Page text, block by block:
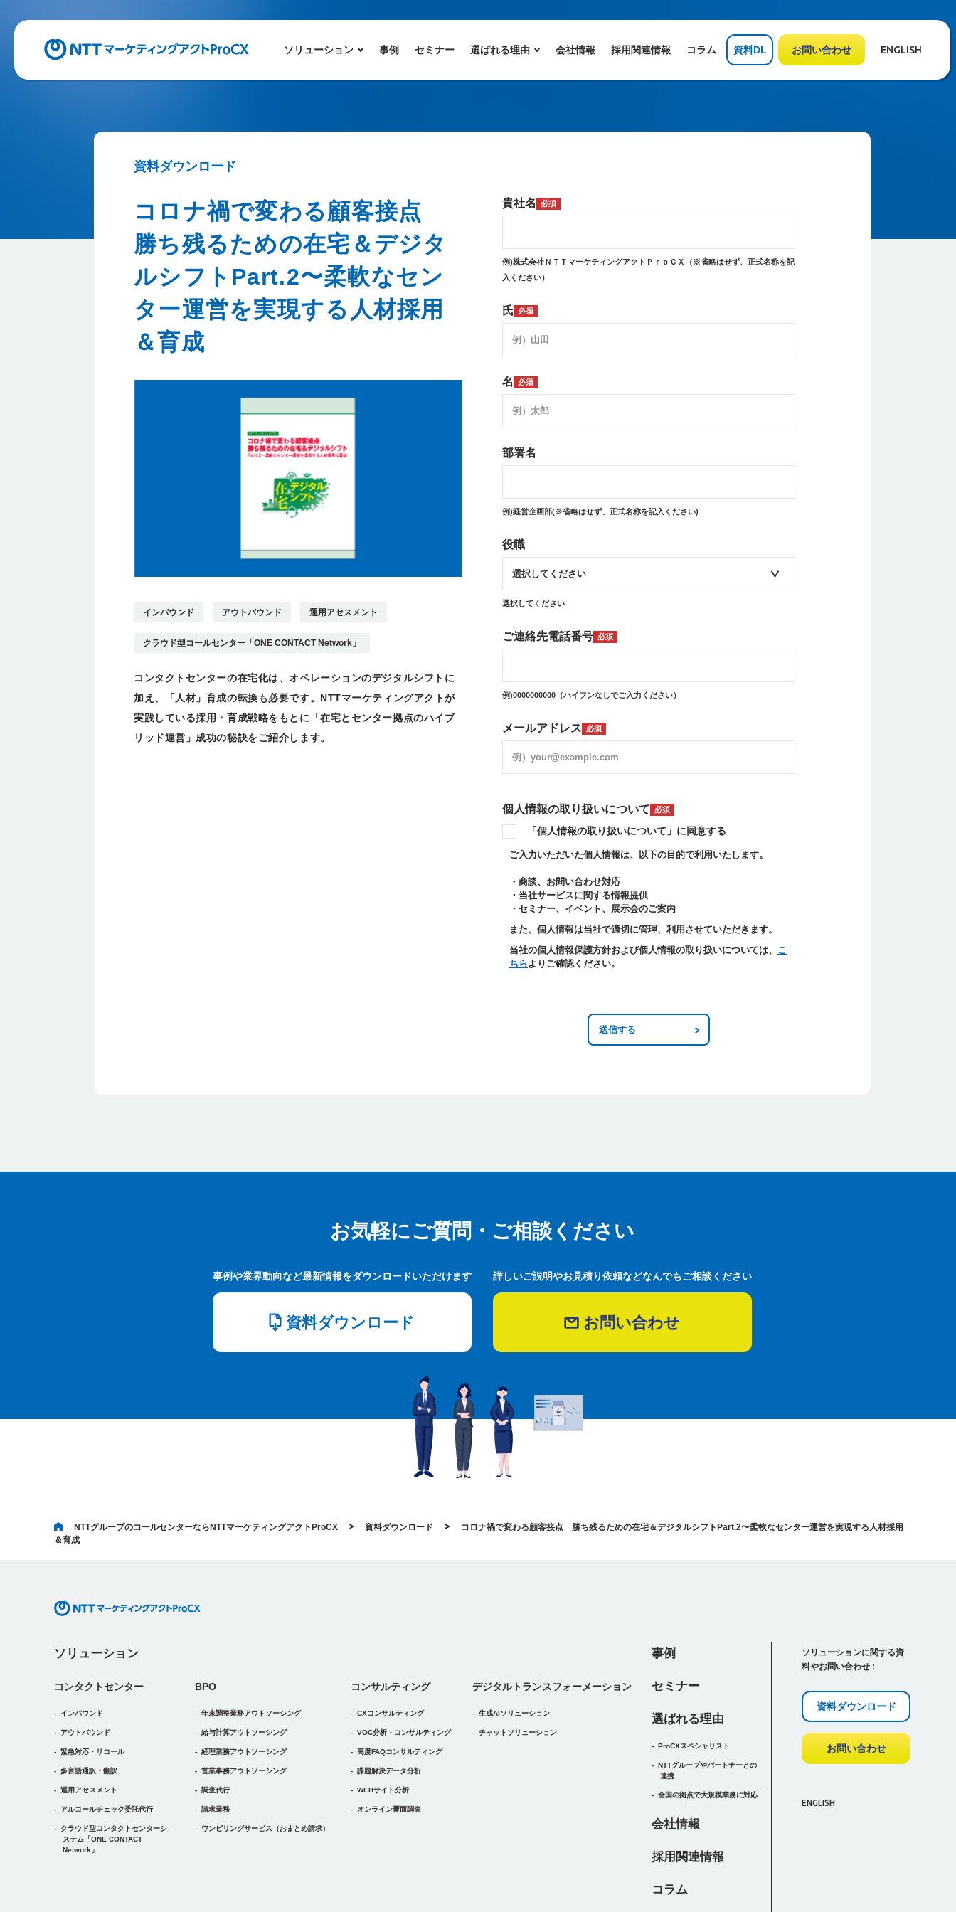
ソリューション 事例 セミナー 選ばれる理由 会社情報 採用関連情報 コラム 資料DL お問い合わせ ENGLISH
資料ダウンロード
コロナ禍で変わる顧客接点
勝ち残るための在宅＆デジタ
ルシフトPart.2〜柔軟なセン
ター運営を実現する人材採用
＆育成
インバウンド アウトバウンド 運用アセスメント
クラウド型コールセンター「ONE CONTACT Network」
コンタクトセンターの在宅化は、オペレーションのデジタルシフトに
加え、「人材」育成の転換も必要です。NTTマーケティングアクトが
実践している採用・育成戦略をもとに「在宅とセンター拠点のハイブ
リッド運営」成功の秘訣をご紹介します。
貴社名 必須
例)株式会社ＮＴＴマーケティングアクトＰｒｏＣＸ（※省略はせず、正式名称を記
入ください）
氏 必須
名 必須
部署名
例)経営企画部(※省略はせず、正式名称を記入ください)
役職
選択してください
ご連絡先電話番号 必須
例)0000000000（ハイフンなしでご入力ください）
メールアドレス 必須
個人情報の取り扱いについて 必須
「個人情報の取り扱いについて」に同意する
ご入力いただいた個人情報は、以下の目的で利用いたします。
・商談、お問い合わせ対応
・当社サービスに関する情報提供
・セミナー、イベント、展示会のご案内
また、個人情報は当社で適切に管理、利用させていただきます。
当社の個人情報保護方針および個人情報の取り扱いについては、 こ
ちらよりご確認ください。
お気軽にご質問・ご相談ください
お気軽にご質問・ご相談ください
事例や業界動向など最新情報をダウンロードいただけます
資料ダウンロード
詳しいご説明やお見積り依頼などなんでもご相談ください
お問い合わせ
NTTグループのコールセンターならNTTマーケティングアクトProCX 資料ダウンロード
コロナ禍で変わる顧客接点 勝ち残るための在宅＆デジタルシフトPart.2〜柔軟なセンター運営を実現する人材採用
＆育成
ソリューション
コンタクトセンター
インバウンド
アウトバウンド
緊急対応・リコール
多言語通訳・翻訳
運用アセスメント
アルコールチェック委託代行
クラウド型コンタクトセンターシ
ステム 「ONE CONTACT
Network」
BPO
年末調整業務アウトソーシング
給与計算アウトソーシング
経理業務アウトソーシング
営業事務アウトソーシング
調査代行
請求業務
ワンビリングサービス （おまとめ請求）
コンサルティング
CXコンサルティング
VOC分析・コンサルティング
高度FAQコンサルティング
課題解決データ分析
WEBサイト分析
オンライン覆面調査
デジタルトランスフォーメーション
デジタルトランスフォーメーション
生成AIソリューション
チャットソリューション
事例
セミナー
選ばれる理由
ProCXスペシャリスト
NTTグループやパートナーとの
連携
全国の拠点で大規模業務に対応
会社情報
採用関連情報
コラム
ソリューションに関する資
料やお問い合わせ :
資料ダウンロード
お問い合わせ
ENGLISH